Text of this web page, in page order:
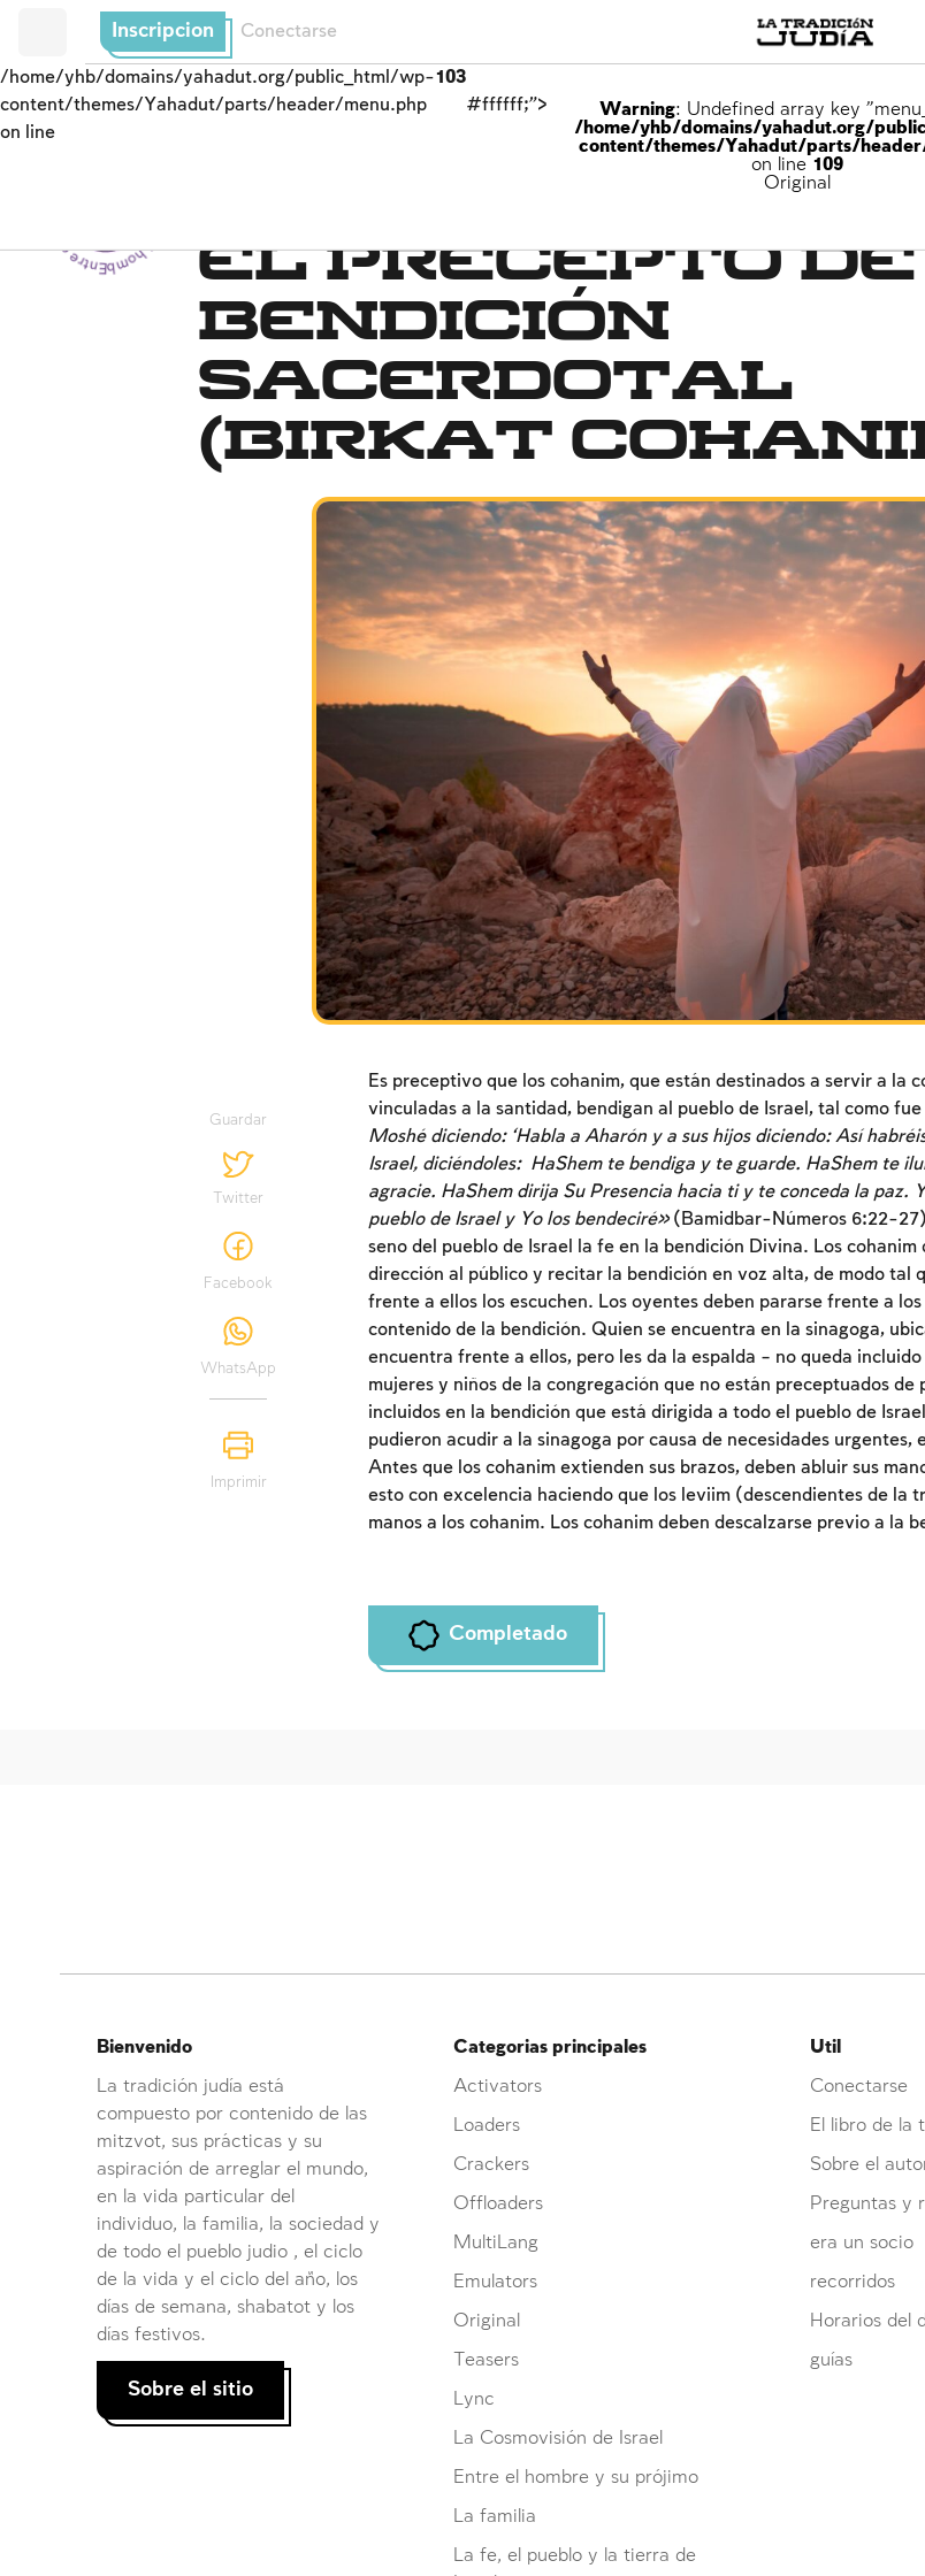
Inscripcion Conectarse
/home/yhb/domains/yahadut.org/public_html/wp-
content/themes/Yahadut/parts/header/menu.php
on line
103
#ffffff;">
Warning: Undefined array key
/home/yhb/domains/yahadut.org/
content/themes/Yahadut/parts/
on line 109
Original
Entre el hombre y su Creador - Entre el hombre y su Creador -- El precepto
bendición
sacerdotal
(birkat
Guardar
Twitter
Facebook
WhatsApp
Imprimir
Es preceptivo que los cohanim, que están destinados a servir a la
vinculadas a la santidad, bendigan al pueblo de Israel, tal como
Moshé diciendo: ‘Habla a Aharón y a sus hijos diciendo: Así
Israel, diciéndoles: HaShem te bendiga y te guarde. HaShem te
agracie. HaShem dirija Su Presencia hacia ti y te conceda la paz.
pueblo de Israel y Yo los bendeciré»(Bamidbar-Números 6:22-
seno del pueblo de Israel la fe en la bendición Divina. Los cohanim
dirección al público y recitar la bendición en voz alta, de modo tal
frente a ellos los escuchen. Los oyentes deben pararse frente a
contenido de la bendición. Quien se encuentra en la sinagoga,
encuentra frente a ellos, pero les da la espalda – no queda
mujeres y niños de la congregación que no están preceptuados de
incluidos en la bendición que está dirigida a todo el pueblo de
pudieron acudir a la sinagoga por causa de necesidades urgentes,
Antes que los cohanim extienden sus brazos, deben abluir sus
esto con excelencia haciendo que los leviim (descendientes de la
manos a los cohanim. Los cohanim deben descalzarse previo a la
Completado
Inscripcion requerida
Para marcar lo estudiado debe conectarse
cuenta o inscribirse.
Inscripcion Conectarse
Util
Conectarse
El libro de la
Sobre el
Preguntas y
era un socio
recorridos
Horarios del
guías
Categorias principales
Activators
Loaders
Crackers
Offloaders
MultiLang
Emulators
Original
Teasers
Lync
La Cosmovisión de Israel
Entre el hombre y su prójimo
La familia
La fe, el pueblo y la tierra de
Bienvenido
La tradición judía está
compuesto por contenido de las
mitzvot, sus prácticas y su
aspiración de arreglar el mundo,
en la vida particular del
individuo, la familia, la sociedad y
de todo el pueblo judio , el ciclo
de la vida y el ciclo del año, los
días de semana, shabatot y los
días festivos.
Sobre el sitio